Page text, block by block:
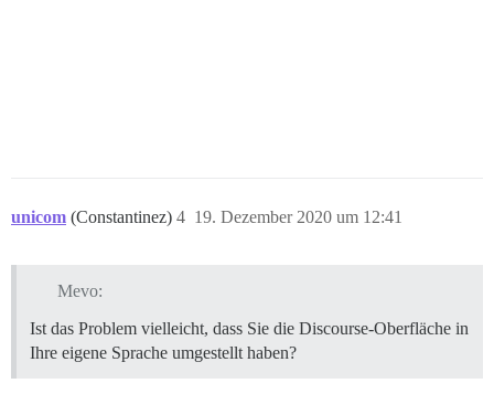
unicom (Constantinez) 19. Dezember 2020 um 12:41
4
Mevo:
Ist das Problem vielleicht, dass Sie die Discourse-Oberfläche in
Ihre eigene Sprache umgestellt haben?